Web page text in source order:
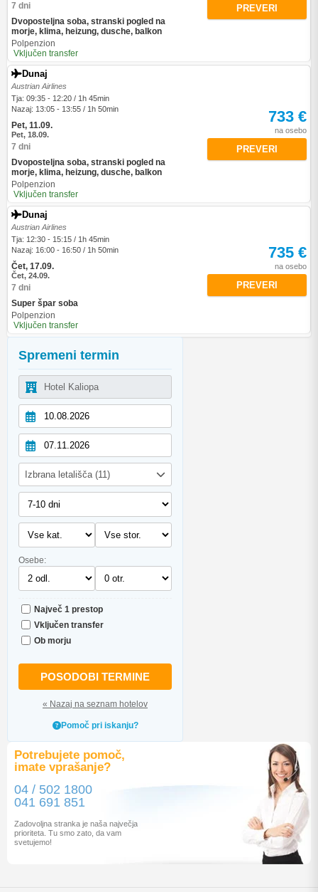
Spremeni termin
Izbrana letališča (11)
Osebe:
Največ 1 prestop
Vključen transfer
Ob morju
POSODOBI TERMINE
« Nazaj na seznam hotelov
Pomoč pri iskanju?
Potrebujete pomoč,
imate vprašanje?
04 / 502 1800
041 691 851
Zadovoljna stranka je naša največja
prioriteta. Tu smo zato, da vam
svetujemo!
7 dni
Dvoposteljna soba, stranski pogled na
morje, klima, heizung, dusche, balkon
Polpenzion
Vključen transfer
PREVERI
Dunaj
Austrian Airlines
Tja: 09:35 - 12:20 / 1h 45min
Nazaj: 13:05 - 13:55 / 1h 50min
Pet, 11.09.
Pet, 18.09.
7 dni
Dvoposteljna soba, stranski pogled na
morje, klima, heizung, dusche, balkon
Polpenzion
Vključen transfer
733 €
na osebo
PREVERI
Dunaj
Austrian Airlines
Tja: 12:30 - 15:15 / 1h 45min
Nazaj: 16:00 - 16:50 / 1h 50min
Čet, 17.09.
Čet, 24.09.
7 dni
Super špar soba
Polpenzion
Vključen transfer
735 €
na osebo
PREVERI